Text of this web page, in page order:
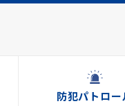
防犯パトロー